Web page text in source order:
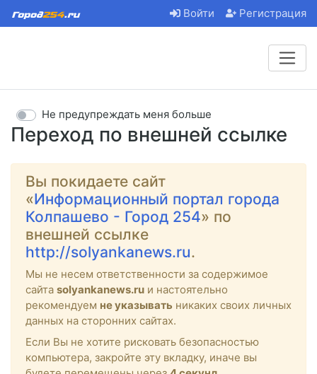
Войти Регистрация
Переход по внешней ссылке
Не предупреждать меня больше
Вы покидаете сайт
«Информационный портал города
Колпашево - Город 254» по
внешней ссылке
http://solyankanews.ru.
Мы не несем ответственности за содержимое
сайта solyankanews.ru и настоятельно
рекомендуем не указывать никаких своих личных
данных на сторонних сайтах.
Если Вы не хотите рисковать безопасностью
компьютера, закройте эту вкладку, иначе вы